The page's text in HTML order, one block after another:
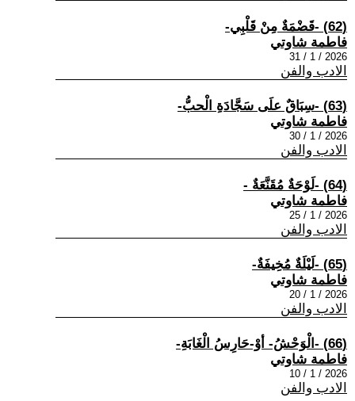
(62) -قَضْمَةٌ مِنْ قَلْبِي-
فاطمة شاوتي
2026 / 1 / 31
الادب والفن
(63) -سِبَاقٌ علَى سَجَّادَةِ الْحبُّ-
فاطمة شاوتي
2026 / 1 / 30
الادب والفن
(64) -لَوْحَةٌ مُقَنَّعَةٌ -
فاطمة شاوتي
2026 / 1 / 25
الادب والفن
(65) -لَيْلَةٌ مُخِيفَةٌ-
فاطمة شاوتي
2026 / 1 / 20
الادب والفن
(66) -الْوَحْشُ- أوْ-حَارِسُ الْغَابَةِ-
فاطمة شاوتي
2026 / 1 / 10
الادب والفن